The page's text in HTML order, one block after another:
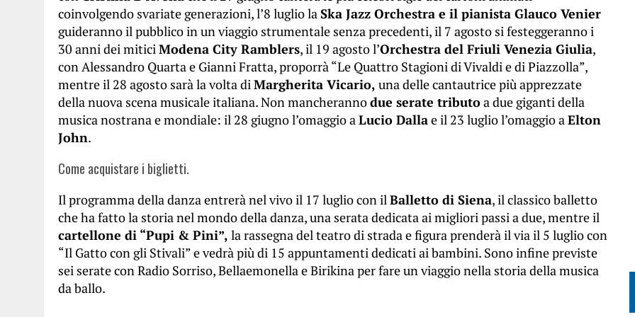
coinvolgendo svariate generazioni, l’8 luglio laSka Jazz Orchestra e il pianista Glauco Venier
guideranno il pubblico in un viaggio strumentale senza precedenti, il 7 agosto si festeggeranno i
30 anni dei miticiModena City Ramblers, il 19 agosto l’Orchestra del Friuli Venezia Giulia,
con Alessandro Quarta e Gianni Fratta, proporrà “Le Quattro Stagioni di Vivaldi e di Piazzolla”,
mentre il 28 agosto sarà la volta diMargherita Vicario, una delle cantautrice più apprezzate
della nuova scena musicale italiana. Non mancherannodue serate tributoa due giganti della
musica nostrana e mondiale: il 28 giugno l’omaggio aLucio Dallae il 23 luglio l’omaggio aElton
John.
Come acquistare i biglietti.
Il programma della danza entrerà nel vivo il 17 luglio con ilBalletto di Siena, il classico balletto
che ha fatto la storia nel mondo della danza, una serata dedicata ai migliori passi a due, mentre il
cartellone di “Pupi & Pini”, la rassegna del teatro di strada e figura prenderà il via il 5 luglio con
“Il Gatto con gli Stivali” e vedrà più di 15 appuntamenti dedicati ai bambini. Sono infine previste
sei serate con Radio Sorriso, Bellaemonella e Birikina per fare un viaggio nella storia della musica
da ballo.